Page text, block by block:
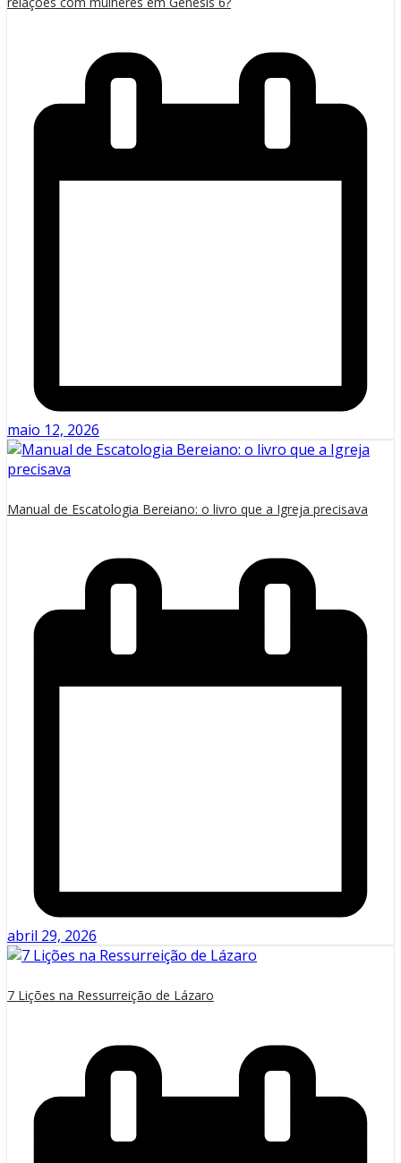
maio 12, 2026
Manual de Escatologia Bereiano: o livro que a Igreja precisava
abril 29, 2026
7 Lições na Ressurreição de Lázaro